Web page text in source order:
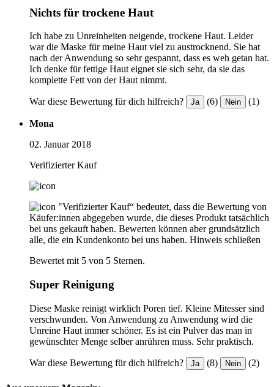
Nichts für trockene Haut
Ich habe zu Unreinheiten neigende, trockene Haut. Leider
war die Maske für meine Haut viel zu austrocknend. Sie hat
nach der Anwendung so sehr gespannt, dass es weh getan hat.
Ich denke für fettige Haut eignet sie sich sehr, da sie das
komplette Fett von der Haut nimmt.
War diese Bewertung für dich hilfreich? Ja (6) Nein (1)
Mona
02. Januar 2018
Verifizierter Kauf
"Verifizierter Kauf“ bedeutet, dass die Bewertung von
Käufer:innen abgegeben wurde, die dieses Produkt tatsächlich
bei uns gekauft haben. Bewerten können aber grundsätzlich
alle, die ein Kundenkonto bei uns haben. Hinweis schließen
Bewertet mit 5 von 5 Sternen.
Super Reinigung
Diese Maske reinigt wirklich Poren tief. Kleine Mitesser sind
verschwunden. Von Anwendung zu Anwendung wird die
Unreine Haut immer schöner. Es ist ein Pulver das man in
gewünschter Menge selber anrühren muss. Sehr praktisch.
War diese Bewertung für dich hilfreich? Ja (8) Nein (2)